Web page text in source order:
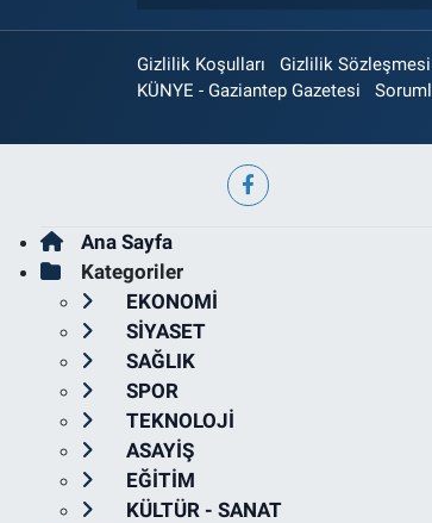
Gizlilik Koşulları Gizlilik Sözleşmesi
KÜNYE - Gaziantep Gazetesi
Ana Sayfa
Kategoriler
EKONOMİ
SİYASET
SAĞLIK
SPOR
TEKNOLOJİ
ASAYİŞ
EĞİTİM
KÜLTÜR - SANAT